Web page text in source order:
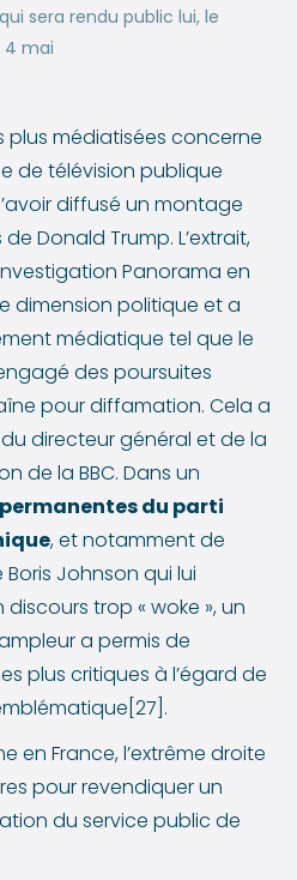
sera rendu public lui, le
4 mai
plus médiatisées concerne
de télévision publique
diffusé un montage
Donald Trump. L’extrait,
Panorama en
dimension politique et a
médiatique tel que le
des poursuites
pour diffamation. Cela a
directeur général et de la
de la BBC. Dans un
du parti
, et notamment de
Boris Johnson qui lui
trop « woke », un
a permis de
plus critiques à l’égard de
en France, l’extrême droite
pour revendiquer un
du service public de